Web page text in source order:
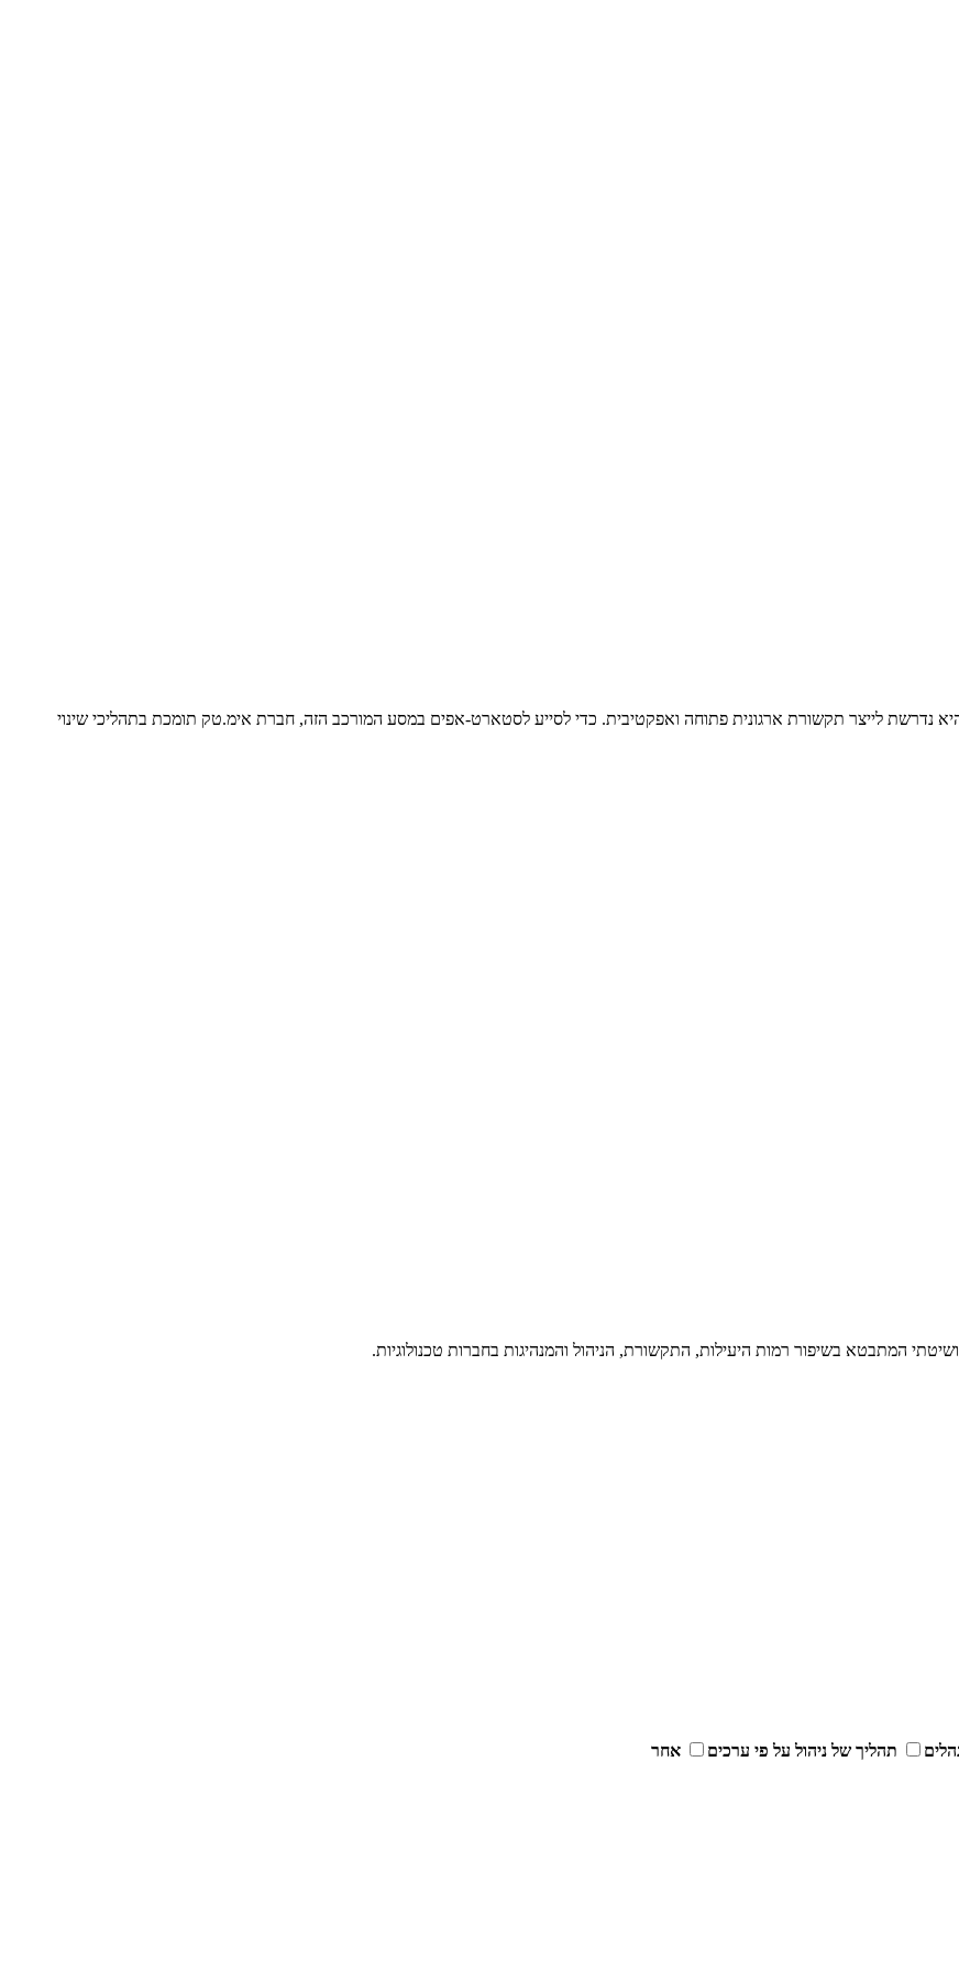
לייצר תקשורת ארגונית פתוחה ואפקטיבית. כדי לסייע לסטארט-אפים במסע המורכב הזה, חברת אימ.טק תומכת בתהליכי שינוי
המתבטא בשיפור רמות היעילות, התקשורת, הניהול והמנהיגות בחברות טכנולוגיות.
תהליך של ניהול על פי ערכים אחר